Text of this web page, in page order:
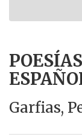
Garfias,